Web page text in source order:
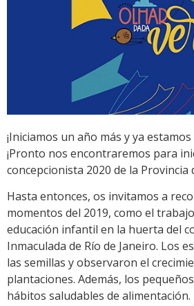
¡Iniciamos un año más y ya
¡Pronto nos encontraremos para
concepcionista 2020 de la Provincia
Hasta entonces, os invitamos a
momentos del 2019, como el
educación infantil en la huerta del
Inmaculada de Río de Janeiro. Los
las semillas y observaron el
plantaciones. Además, los
hábitos saludables de alimentación.